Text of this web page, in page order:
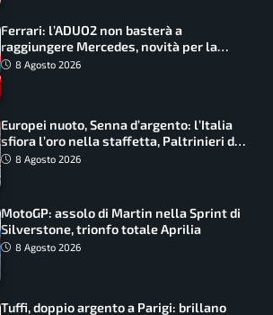
Ferrari: l’ADUO2 non basterà a
raggiungere Mercedes, novità per la
Macarena
8 Agosto 2026
Europei nuoto, Senna d’argento: l’Italia
sfiora l’oro nella staffetta, Paltrinieri da
urlo, il bilancio azzurro
8 Agosto 2026
MotoGP: assolo di Martin nella Sprint di
Silverstone, trionfo totale Aprilia
8 Agosto 2026
Tuffi, doppio argento a Parigi: brillano